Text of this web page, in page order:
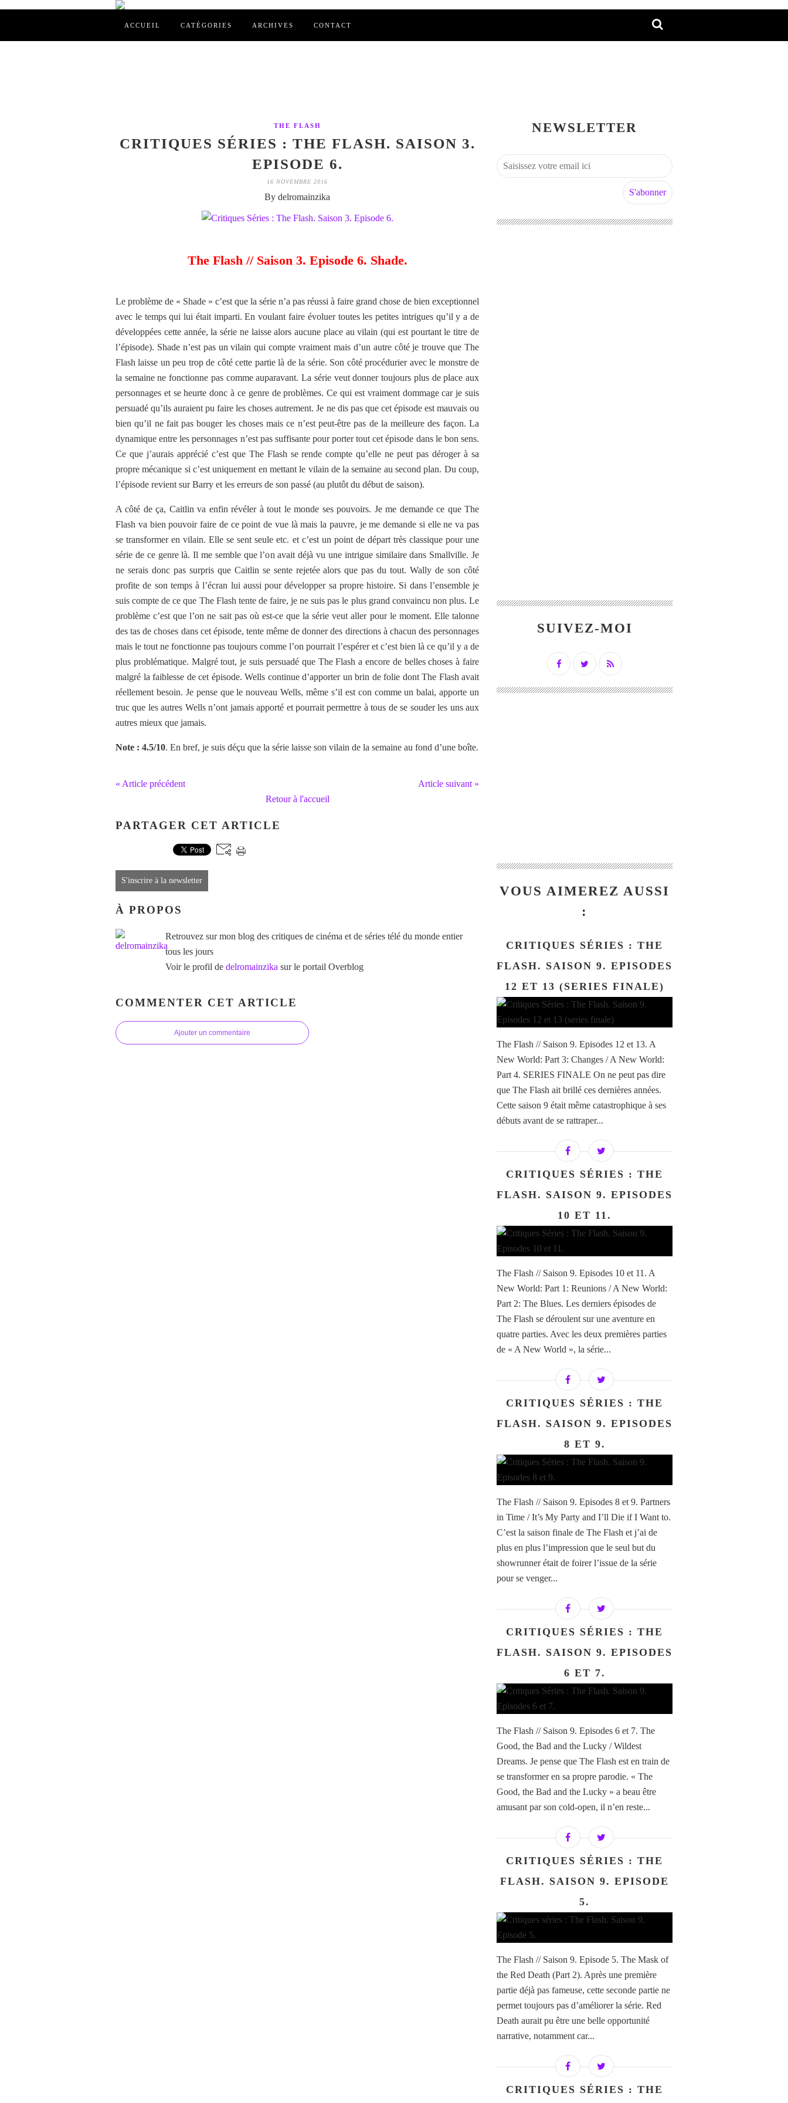
ACCUEIL CATÉGORIES ARCHIVES CONTACT
THE FLASH
CRITIQUES SÉRIES : THE FLASH. SAISON 3.
EPISODE 6.
16 NOVEMBRE 2016
By delromainzika
The Flash // Saison 3. Episode 6. Shade.
Le problème de « Shade » c’est que la série n’a pas réussi à faire grand chose de bien exceptionnel
avec le temps qui lui était imparti. En voulant faire évoluer toutes les petites intrigues qu’il y a de
développées cette année, la série ne laisse alors aucune place au vilain (qui est pourtant le titre de
l’épisode). Shade n’est pas un vilain qui compte vraiment mais d’un autre côté je trouve que The
Flash laisse un peu trop de côté cette partie là de la série. Son côté procédurier avec le monstre de
la semaine ne fonctionne pas comme auparavant. La série veut donner toujours plus de place aux
personnages et se heurte donc à ce genre de problèmes. Ce qui est vraiment dommage car je suis
persuadé qu’ils auraient pu faire les choses autrement. Je ne dis pas que cet épisode est mauvais ou
bien qu’il ne fait pas bouger les choses mais ce n’est peut-être pas de la meilleure des façon. La
dynamique entre les personnages n’est pas suffisante pour porter tout cet épisode dans le bon sens.
Ce que j’aurais apprécié c’est que The Flash se rende compte qu’elle ne peut pas déroger à sa
propre mécanique si c’est uniquement en mettant le vilain de la semaine au second plan. Du coup,
l’épisode revient sur Barry et les erreurs de son passé (au plutôt du début de saison).
A côté de ça, Caitlin va enfin révéler à tout le monde ses pouvoirs. Je me demande ce que The
Flash va bien pouvoir faire de ce point de vue là mais la pauvre, je me demande si elle ne va pas
se transformer en vilain. Elle se sent seule etc. et c’est un point de départ très classique pour une
série de ce genre là. Il me semble que l’on avait déjà vu une intrigue similaire dans Smallville. Je
ne serais donc pas surpris que Caitlin se sente rejetée alors que pas du tout. Wally de son côté
profite de son temps à l’écran lui aussi pour développer sa propre histoire. Si dans l’ensemble je
suis compte de ce que The Flash tente de faire, je ne suis pas le plus grand convaincu non plus. Le
problème c’est que l’on ne sait pas où est-ce que la série veut aller pour le moment. Elle talonne
des tas de choses dans cet épisode, tente même de donner des directions à chacun des personnages
mais le tout ne fonctionne pas toujours comme l’on pourrait l’espérer et c’est bien là ce qu’il y a de
plus problématique. Malgré tout, je suis persuadé que The Flash a encore de belles choses à faire
malgré la faiblesse de cet épisode. Wells continue d’apporter un brin de folie dont The Flash avait
réellement besoin. Je pense que le nouveau Wells, même s’il est con comme un balai, apporte un
truc que les autres Wells n’ont jamais apporté et pourrait permettre à tous de se souder les uns aux
autres mieux que jamais.
Note : 4.5/10. En bref, je suis déçu que la série laisse son vilain de la semaine au fond d’une boîte.
« Article précédent
Article suivant »
Retour à l'accueil
PARTAGER CET ARTICLE
S'inscrire à la newsletter
À PROPOS
Retrouvez sur mon blog des critiques de cinéma et de séries télé du monde entier
tous les jours
Voir le profil de delromainzika sur le portail Overblog
COMMENTER CET ARTICLE
Ajouter un commentaire
NEWSLETTER
SUIVEZ-MOI
VOUS AIMEREZ AUSSI
:
CRITIQUES SÉRIES : THE
FLASH. SAISON 9. EPISODES
12 ET 13 (SERIES FINALE)
The Flash // Saison 9. Episodes 12 et 13. A
New World: Part 3: Changes / A New World:
Part 4. SERIES FINALE On ne peut pas dire
que The Flash ait brillé ces dernières années.
Cette saison 9 était même catastrophique à ses
débuts avant de se rattraper...
CRITIQUES SÉRIES : THE
FLASH. SAISON 9. EPISODES
10 ET 11.
The Flash // Saison 9. Episodes 10 et 11. A
New World: Part 1: Reunions / A New World:
Part 2: The Blues. Les derniers épisodes de
The Flash se déroulent sur une aventure en
quatre parties. Avec les deux premières parties
de « A New World », la série...
CRITIQUES SÉRIES : THE
FLASH. SAISON 9. EPISODES
8 ET 9.
The Flash // Saison 9. Episodes 8 et 9. Partners
in Time / It’s My Party and I’ll Die if I Want to.
C’est la saison finale de The Flash et j’ai de
plus en plus l’impression que le seul but du
showrunner était de foirer l’issue de la série
pour se venger...
CRITIQUES SÉRIES : THE
FLASH. SAISON 9. EPISODES
6 ET 7.
The Flash // Saison 9. Episodes 6 et 7. The
Good, the Bad and the Lucky / Wildest
Dreams. Je pense que The Flash est en train de
se transformer en sa propre parodie. « The
Good, the Bad and the Lucky » a beau être
amusant par son cold-open, il n’en reste...
CRITIQUES SÉRIES : THE
FLASH. SAISON 9. EPISODE
5.
The Flash // Saison 9. Episode 5. The Mask of
the Red Death (Part 2). Après une première
partie déjà pas fameuse, cette seconde partie ne
permet toujours pas d’améliorer la série. Red
Death aurait pu être une belle opportunité
narrative, notamment car...
CRITIQUES SÉRIES : THE